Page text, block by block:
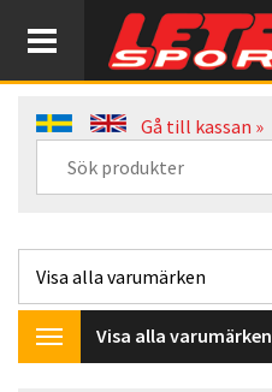
Gå till kassan »
Toggle
navigation
Visa alla varumärken